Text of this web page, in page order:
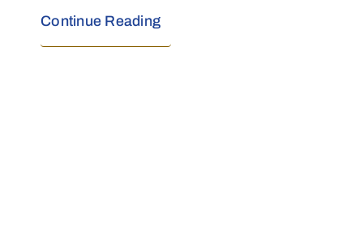
Continue Reading